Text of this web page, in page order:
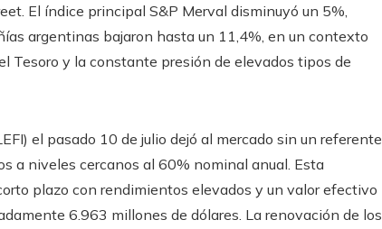
El índice principal S&P Merval disminuyó un 5%,
argentinas bajaron hasta un 11,4%, en un contexto
Tesoro y la constante presión de elevados tipos de
el pasado 10 de julio dejó al mercado sin un referente
a niveles cercanos al 60% nominal anual. Esta
plazo con rendimientos elevados y un valor efectivo
6.963 millones de dólares. La renovación de los